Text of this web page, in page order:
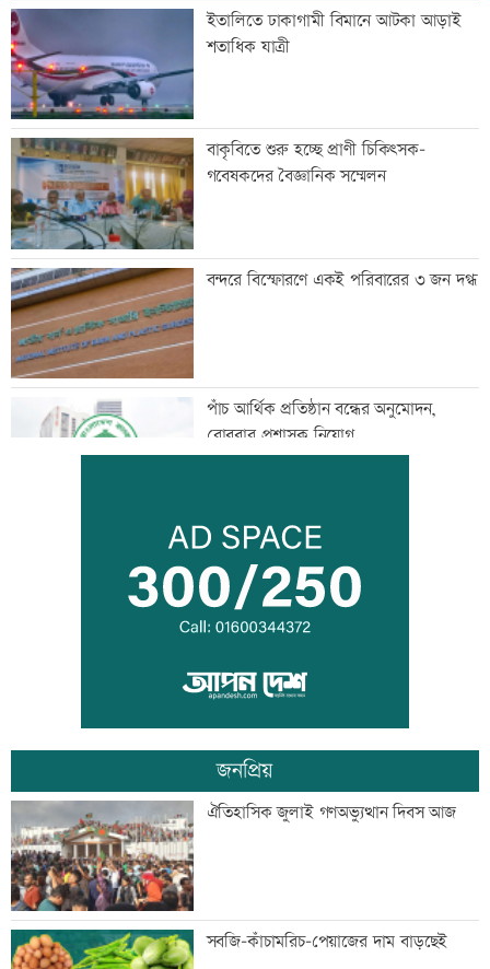
ইতালিতে ঢাকাগামী বিমানে আটকা আড়াই
শতাধিক যাত্রী
বাকৃবিতে শুরু হচ্ছে প্রাণী চিকিৎসক-
গবেষকদের বৈজ্ঞানিক সম্মেলন
বন্দরে বিস্ফোরণে একই পরিবারের ৩ জন দগ্ধ
পাঁচ আর্থিক প্রতিষ্ঠান বন্ধের অনুমোদন,
রোববার প্রশাসক নিয়োগ
ঢাকা-ময়মনসিংহ রেল যোগাযোগ স্বাভাবিক
সিঙ্গাপুর থেকে এক কার্গো এলএনজি কিনবে
সরকার
মান্দায় ২৯৬ বোতলসহ দুই মাদক কারবারি
আটক
গুরুত্বপূর্ণ ব্যক্তিদের নিয়ে অপপ্রচারের বিরুদ্ধে
সতর্ক করল পুলিশ
জনপ্রিয়
ঐতিহাসিক জুলাই গণঅভ্যুত্থান দিবস আজ
সবজি-কাঁচামরিচ-পেয়াজের দাম বাড়ছেই